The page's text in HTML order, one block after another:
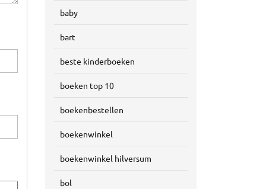
baby
bart
beste kinderboeken
boeken top 10
boekenbestellen
boekenwinkel
boekenwinkel hilversum
bol